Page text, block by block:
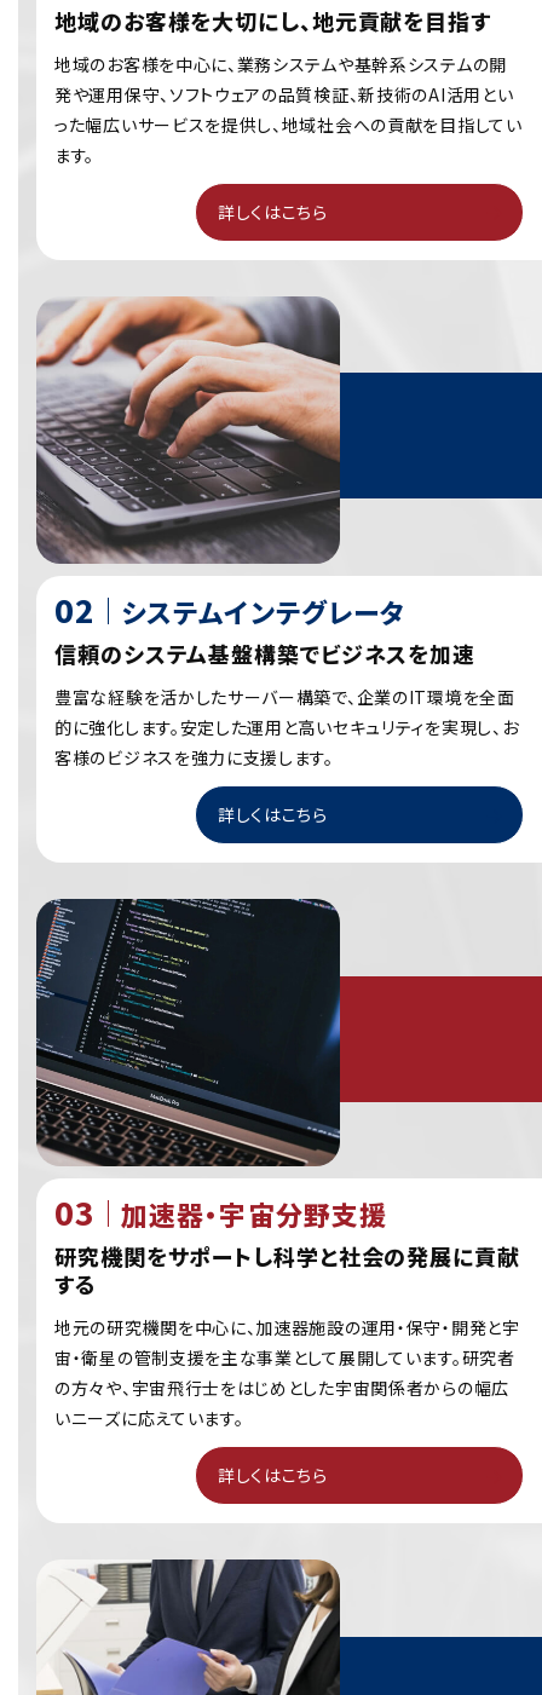
地域のお客様を大切にし、地元貢献を目指す
地域のお客様を中心に、業務システムや基幹系システムの開
発や運用保守、ソフトウェアの品質検証、新技術のAI活用とい
った幅広いサービスを提供し、地域社会への貢献を目指してい
ます。
詳しくはこちら
システムインテグレータ
信頼のシステム基盤構築でビジネスを加速
豊富な経験を活かしたサーバー構築で、企業のIT環境を全面
的に強化します。安定した運用と高いセキュリティを実現し、お
客様のビジネスを強力に支援します。
詳しくはこちら
加速器・宇宙分野支援
研究機関をサポートし科学と社会の発展に貢献
する
地元の研究機関を中心に、加速器施設の運用・保守・開発と宇
宙・衛星の管制支援を主な事業として展開しています。研究者
の方々や、宇宙飛行士をはじめとした宇宙関係者からの幅広
いニーズに応えています。
詳しくはこちら